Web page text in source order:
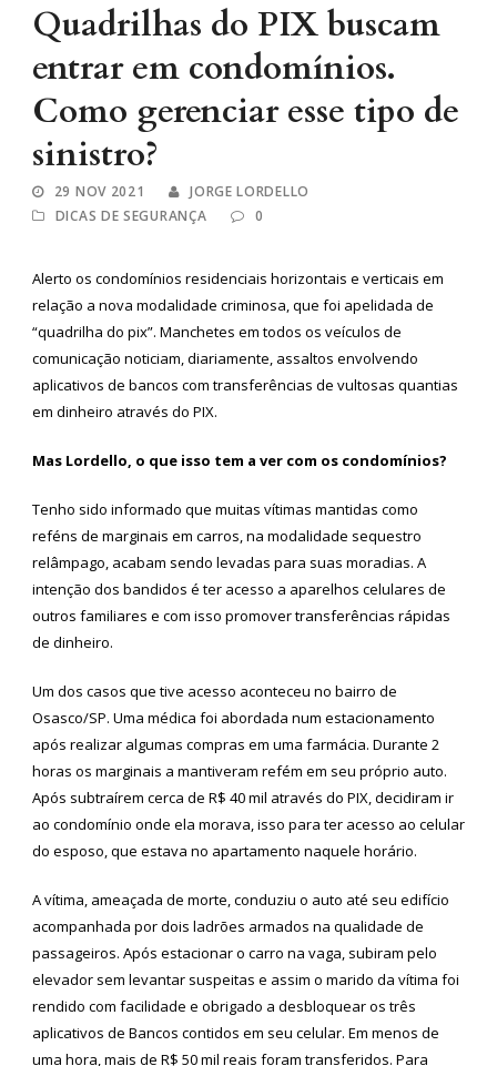
Quadrilhas do PIX buscam
entrar em condomínios.
Como gerenciar esse tipo de
sinistro?
29 NOV 2021
JORGE LORDELLO
DICAS DE SEGURANÇA
0
Alerto os condomínios residenciais horizontais e verticais em
relação a nova modalidade criminosa, que foi apelidada de
“quadrilha do pix”. Manchetes em todos os veículos de
comunicação noticiam, diariamente, assaltos envolvendo
aplicativos de bancos com transferências de vultosas quantias
em dinheiro através do PIX.
Mas Lordello, o que isso tem a ver com os condomínios?
Tenho sido informado que muitas vítimas mantidas como
reféns de marginais em carros, na modalidade sequestro
relâmpago, acabam sendo levadas para suas moradias. A
intenção dos bandidos é ter acesso a aparelhos celulares de
outros familiares e com isso promover transferências rápidas
de dinheiro.
Um dos casos que tive acesso aconteceu no bairro de
Osasco/SP. Uma médica foi abordada num estacionamento
após realizar algumas compras em uma farmácia. Durante 2
horas os marginais a mantiveram refém em seu próprio auto.
Após subtraírem cerca de R$ 40 mil através do PIX, decidiram ir
ao condomínio onde ela morava, isso para ter acesso ao celular
do esposo, que estava no apartamento naquele horário.
A vítima, ameaçada de morte, conduziu o auto até seu edifício
acompanhada por dois ladrões armados na qualidade de
passageiros. Após estacionar o carro na vaga, subiram pelo
elevador sem levantar suspeitas e assim o marido da vítima foi
rendido com facilidade e obrigado a desbloquear os três
aplicativos de Bancos contidos em seu celular. Em menos de
uma hora, mais de R$ 50 mil reais foram transferidos. Para